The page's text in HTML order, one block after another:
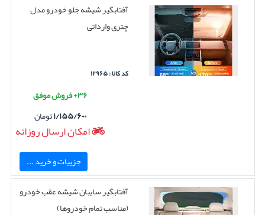
آفتابگیر شیشه جلو خودرو مدل
چتری وارداتی
کد کالا : ۱۲۹۶۵
۳۶+ فروش موفق
۱/۱۵۵/۶۰۰تومان
امکان ارسال روزانه
جزییات و خرید ...
آفتابگیر سایبان شیشه عقب خودرو
(مناسب تمام خودروها)